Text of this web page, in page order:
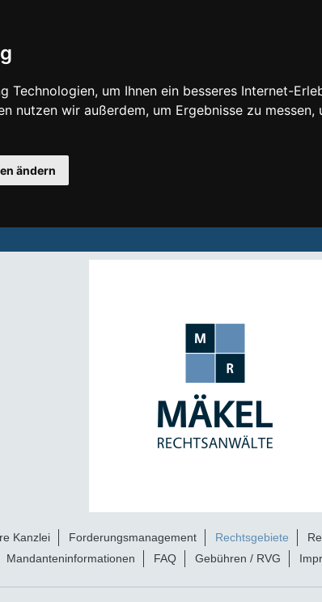
Technologien, um Ihnen ein besseres Internet-
nutzen wir außerdem, um Ergebnisse zu
ändern
Kanzlei Forderungsmanagement Rechtsgebiete
Mandanteninformationen
FAQ Gebühren / RVG